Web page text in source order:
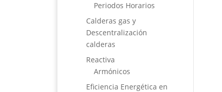
Periodos Horarios
Calderas gas y
Descentralización
calderas
Reactiva
Armónicos
Eficiencia Energética en